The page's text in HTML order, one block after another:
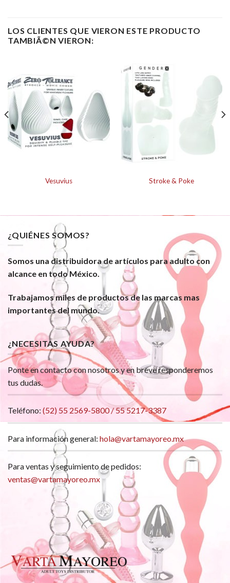
LOS CLIENTES QUE VIERON ESTE PRODUCTO
TAMBIÃ©N VIERON:
Vesuvius Stroke & Poke
¿QUIÉNES SOMOS?
Somos una distribuidora de artículos para adulto con
alcance en todo México.
Trabajamos miles de productos de las marcas mas
importantes del mundo.
¿NECESITAS AYUDA?
Ponte en contacto con nosotros y en breve responderemos
tus dudas.
Teléfono: (52) 55 2569-5800 / 55 5217-3387
Para información general: hola@vartamayoreo.mx
Para ventas y seguimiento de pedidos:
ventas@vartamayoreo.mx